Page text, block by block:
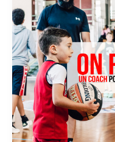
Coach
pour
école
de
mini
basket